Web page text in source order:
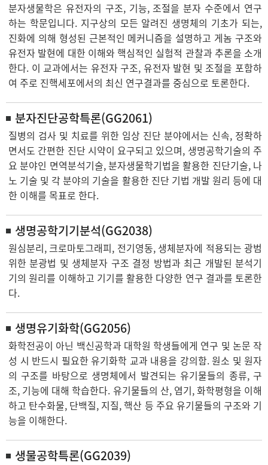
분자생물학은 유전자의 구조, 기능, 조절을 분자 수준에서 연구
하는 학문입니다. 지구상의 모든 알려진 생명체의 기초가 되는,
진화에 의해 형성된 근본적인 메커니즘을 설명하고 게놈 구조와
유전자 발현에 대한 이해와 핵심적인 실험적 관찰과 추론을 소개
한다. 이 교과에서는 유전자 구조, 유전자 발현 및 조절을 포함하
여 주로 진핵세포에서의 최신 연구결과를 중심으로 토론한다.
분자진단공학특론(GG2061)
질병의 검사 및 치료를 위한 임상 진단 분야에서는 신속, 정확하
면서도 간편한 진단 시약이 요구되고 있으며, 생명공학기술의 주
요 분야인 면역분석기술, 분자생물학기법을 활용한 진단기술, 나
노 기술 및 각 분야의 기술을 활용한 진단 기법 개발 원리 등에 대
한 이해를 목표로 한다.
생명공학기기분석(GG2038)
원심분리, 크로마토그래피, 전기영동, 생체분자에 적용되는 광범
위한 분광법 및 생체분자 구조 결정 방법과 최근 개발된 분석기
기의 원리를 이해하고 기기를 활용한 다양한 연구 결과를 토론한
다.
생명유기화학(GG2056)
화학전공이 아닌 백신공학과 대학원 학생들에게 연구 및 논문 작
성 시 반드시 필요한 유기화학 교과 내용을 강의함. 원소 및 원자
의 구조를 바탕으로 생명체에서 발견되는 유기물들의 종류, 구
조, 기능에 대해 학습한다. 유기물들의 산, 염기, 화학평형을 이해
하고 탄수화물, 단백질, 지질, 핵산 등 주요 유기물들의 구조와 기
능을 이해한다.
생물공학특론(GG2039)